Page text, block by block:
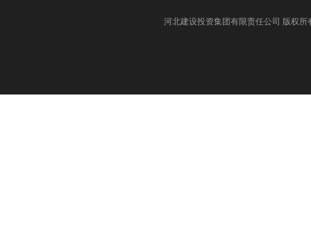
河北建设投资集团有限责任公司 版权所